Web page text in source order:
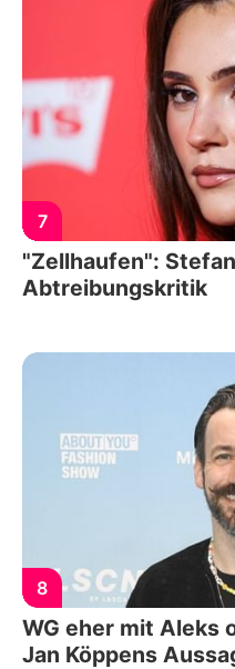
7
"Zellhaufen":
Abtreibungskritik
8
WG eher mit Aleks
Jan Köppens